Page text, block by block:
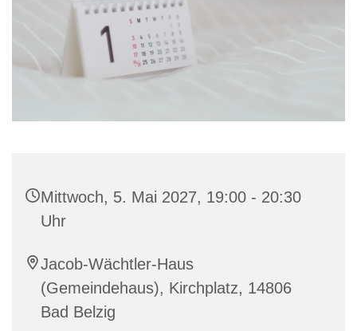
Mittwoch, 5. Mai 2027, 19:00 - 20:30
Uhr
Jacob-Wächtler-Haus
(Gemeindehaus), Kirchplatz, 14806
Bad Belzig